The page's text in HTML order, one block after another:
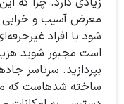
معرض آسیب و خرابی
شود یا افراد
است مجبور شوید
بپردازید. سرتاسر
ساخته شدهاست که